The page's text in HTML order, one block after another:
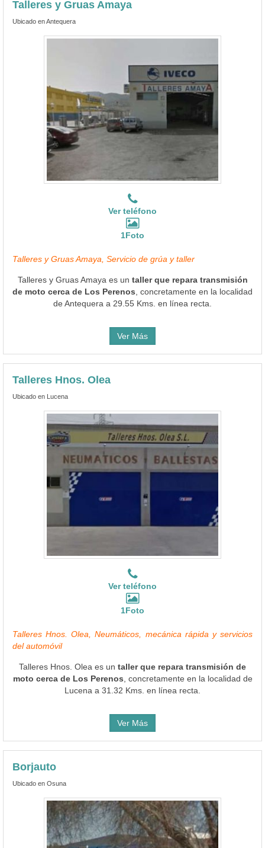
Talleres y Gruas Amaya
Ubicado en Antequera
Ver teléfono
1Foto
Talleres y Gruas Amaya, Servicio de grúa y taller
Talleres y Gruas Amaya es un taller que repara transmisión
de moto cerca de Los Perenos , concretamente en la localidad
de Antequera a 29.55 Kms. en línea recta.
Ver Más
Talleres Hnos. Olea
Ubicado en Lucena
Ver teléfono
1Foto
Talleres Hnos. Olea, Neumáticos, mecánica rápida y servicios
del automóvil
Talleres Hnos. Olea es un taller que repara transmisión de
moto cerca de Los Perenos , concretamente en la localidad de
Lucena a 31.32 Kms. en línea recta.
Ver Más
Borjauto
Ubicado en Osuna